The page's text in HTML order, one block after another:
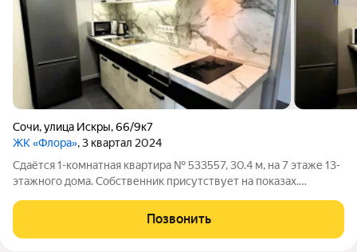
Сочи,улица Искры,66/9к7
ЖК «Флора», 3 квартал 2024
Сдаётся 1-комнатная квартира № 533557, 30.4 м, на 7 этаже 13-
этажного дома. Собственник присутствует на показах.
оплачиваются отдельно. По условиям проживания: можно с
детьми, можно с питомцами.
Позвонить